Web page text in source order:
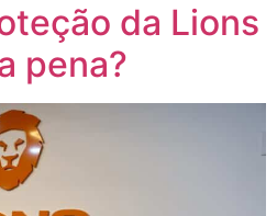
da Lions
pena?